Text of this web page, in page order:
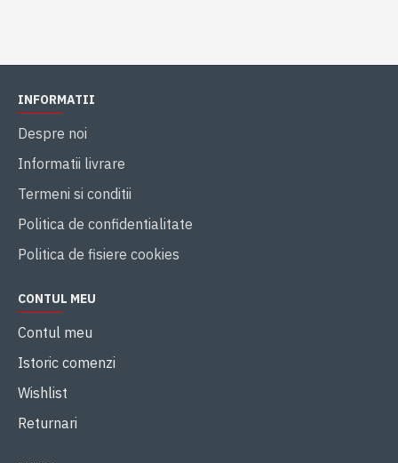
INFORMATII
Despre noi
Informatii livrare
Termeni si conditii
Politica de confidentialitate
Politica de fisiere cookies
CONTUL MEU
Contul meu
Istoric comenzi
Wishlist
Returnari